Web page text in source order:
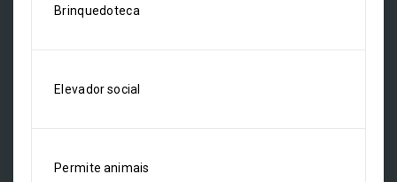
Brinquedoteca
Elevador social
Permite animais